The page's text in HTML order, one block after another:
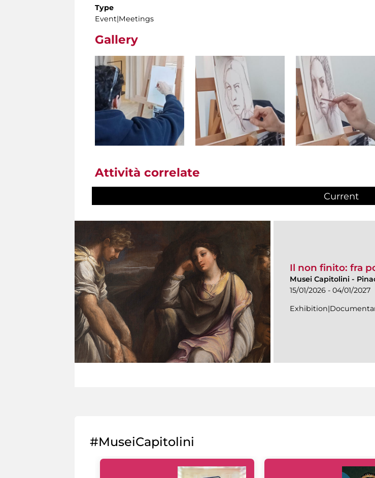
Type
Event|Meetings
Gallery
Attività correlate
Current
Il non finito: fra
Musei Capitolini -
15/01/2026 - 04/01/2027
#MuseiCapitolini